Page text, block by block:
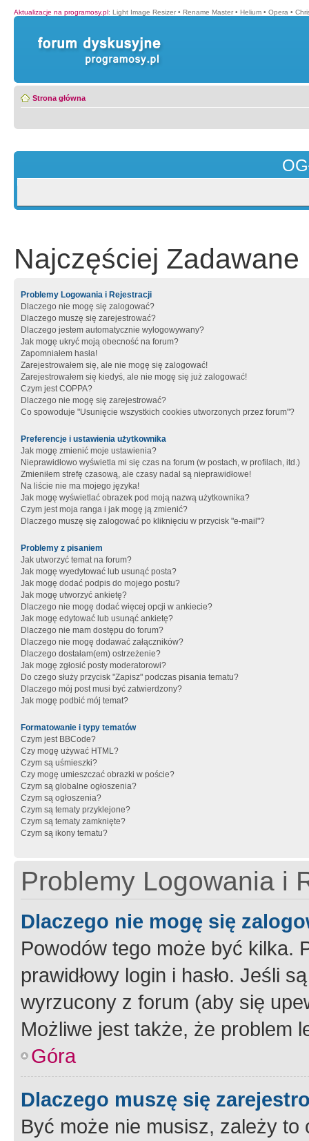
Aktualizacje na programosy.pl: Light Image Resizer • Rename Master • Helium • Opera •
Strona główna
Najczęściej Zadawane
Problemy Logowania i Rejestracji
Dlaczego nie mogę się zalogować?
Dlaczego muszę się zarejestrować?
Dlaczego jestem automatycznie wylogowywany?
Jak mogę ukryć moją obecność na forum?
Zapomniałem hasła!
Zarejestrowałem się, ale nie mogę się zalogować!
Zarejestrowałem się kiedyś, ale nie mogę się już zalogować!
Czym jest COPPA?
Dlaczego nie mogę się zarejestrować?
Co spowoduje "Usunięcie wszystkich cookies utworzonych przez forum"?
Preferencje i ustawienia użytkownika
Jak mogę zmienić moje ustawienia?
Nieprawidłowo wyświetla mi się czas na forum (w postach, w profilach, itd.)
Zmieniłem strefę czasową, ale czasy nadal są nieprawidłowe!
Na liście nie ma mojego języka!
Jak mogę wyświetlać obrazek pod moją nazwą użytkownika?
Czym jest moja ranga i jak mogę ją zmienić?
Dlaczego muszę się zalogować po kliknięciu w przycisk "e-mail"?
Problemy z pisaniem
Jak utworzyć temat na forum?
Jak mogę wyedytować lub usunąć posta?
Jak mogę dodać podpis do mojego postu?
Jak mogę utworzyć ankietę?
Dlaczego nie mogę dodać więcej opcji w ankiecie?
Jak mogę edytować lub usunąć ankietę?
Dlaczego nie mam dostępu do forum?
Dlaczego nie mogę dodawać załączników?
Dlaczego dostałam(em) ostrzeżenie?
Jak mogę zgłosić posty moderatorowi?
Do czego służy przycisk "Zapisz" podczas pisania tematu?
Dlaczego mój post musi być zatwierdzony?
Jak mogę podbić mój temat?
Formatowanie i typy tematów
Czym jest BBCode?
Czy mogę używać HTML?
Czym są uśmieszki?
Czy mogę umieszczać obrazki w poście?
Czym są globalne ogłoszenia?
Czym są ogłoszenia?
Czym są tematy przyklejone?
Czym są tematy zamknięte?
Czym są ikony tematu?
Problemy Logowania i
Dlaczego nie mogę się
Powodów tego może być kilka.
prawidłowy login i hasło. Jeśli
wyrzucony z forum (aby się
Możliwe jest także, że problem
Góra
Dlaczego muszę się
Być może nie musisz, zależy